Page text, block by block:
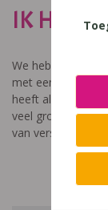
IK HEET
We hebben een
met een
heeft als doel
veel groter is dan
van verschillende